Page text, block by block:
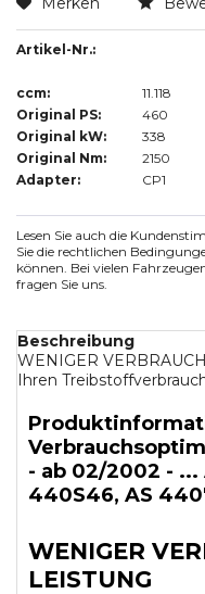
Artikel-Nr.:
ccm:
11.118
Original PS:
460
Original kW:
338
Original Nm:
2150
Adapter:
CP1
Lesen Sie auch die
Sie die rechtlichen
können. Bei vielen
fragen Sie uns.
Beschreibung
WENIGER
Ihren
- ab 02/2002 -
440S46, AS
WENIGER
LEISTUNG